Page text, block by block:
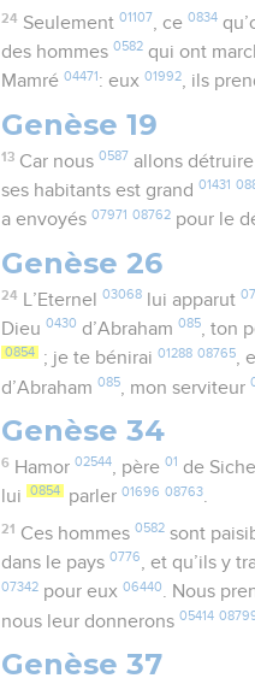
24 Seulement 01107 , ce 0834
des hommes0582 qui ont
Mamré04471: eux01992, ils
Genèse 19
13 Car nous 0587 allons détruire
ses habitants est grand01431
a envoyés07971 08762 pour le
Genèse 26
24 L’Eternel 03068lui apparut
Dieu0430 d’Abraham085, ton
0854 ; je te bénirai01288 08765,
d’Abraham085 , mon serviteur
Genèse 34
6 Hamor 02544, père 01 de
lui 0854 parler01696 08763.
21 Ces hommes 0582sont
dans le pays0776, et qu’ils y
07342 pour eux06440. Nous
nous leur donnerons05414
Genèse 37